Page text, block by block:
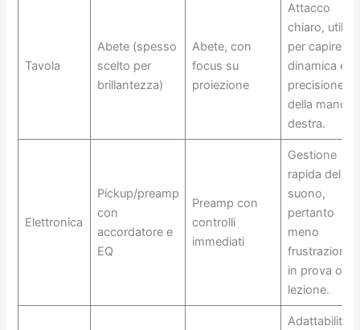
Tavola
Abete (spesso
scelto per
brillantezza)
Abete, con
focus su
proiezione
Attacco
chiaro, utile
per capire
dinamica e
precisione
della mano
destra.
Elettronica
Pickup/preamp
con
accordatore e
EQ
Preamp con
controlli
immediati
Gestione
rapida del
suono,
pertanto
meno
frustrazione
in prova o
lezione.
Adattabilità